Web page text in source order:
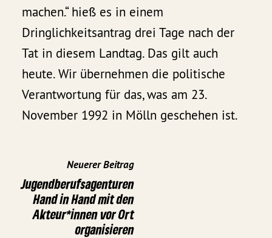
machen.“ hieß es in einem
Dringlichkeitsantrag drei Tage nach der
Tat in diesem Landtag. Das gilt auch
heute. Wir übernehmen die politische
Verantwortung für das, was am 23.
November 1992 in Mölln geschehen ist.
Neuerer Beitrag
Jugendberufsagenturen
Hand in Hand mit den
Akteur*innen vor Ort
organisieren